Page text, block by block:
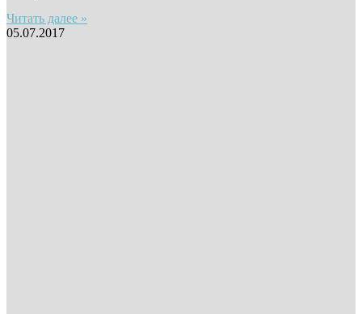
Читать далее »
05.07.2017